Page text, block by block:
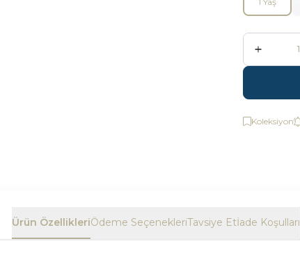
Koleksiyon
Ürün ÖzellikleriÖdeme SeçenekleriTavsiye Etİade Koşulları